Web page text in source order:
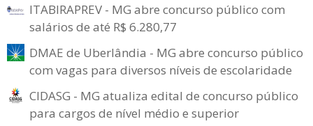
ITABIRAPREV - MG abre concurso público com
salários de até R$ 6.280,77
DMAE de Uberlândia - MG abre concurso público
com vagas para diversos níveis de escolaridade
CIDASG - MG atualiza edital de concurso público
para cargos de nível médio e superior